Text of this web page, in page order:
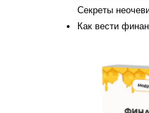
Секреты
Как вести